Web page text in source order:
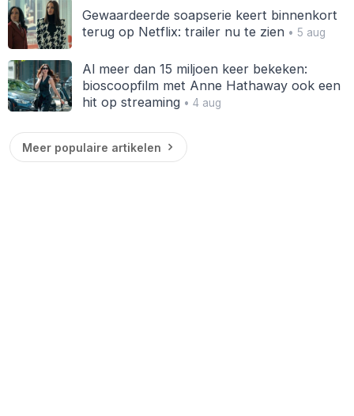
Gewaardeerde soapserie keert binnenkort
terug op Netflix: trailer nu te zien• 5 aug
Al meer dan 15 miljoen keer bekeken:
bioscoopfilm met Anne Hathaway ook een
hit op streaming• 4 aug
Meer populaire artikelen